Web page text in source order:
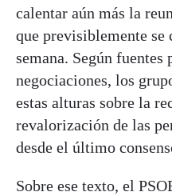
calentar aún más la
que previsiblemente se
semana. Según fuentes
negociaciones, los
estas alturas sobre la
revalorización de las
desde el último
Sobre ese texto, el